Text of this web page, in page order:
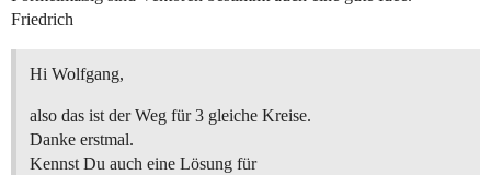
Friedrich
Hi Wolfgang,
also das ist der Weg für 3 gleiche Kreise.
Danke erstmal.
Kennst Du auch eine Lösung für